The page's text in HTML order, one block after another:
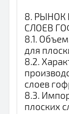
8. РЫНОК
СЛОЕВ
8.1.
для
8.2.
слоев
8.3.
плоских